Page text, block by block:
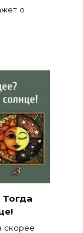
о
Тогда
скорее